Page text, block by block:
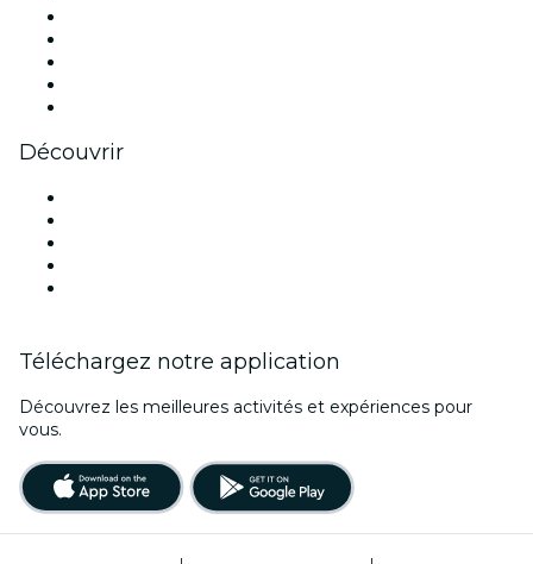
Découvrir
Téléchargez notre application
Découvrez les meilleures activités et expériences pour
vous.